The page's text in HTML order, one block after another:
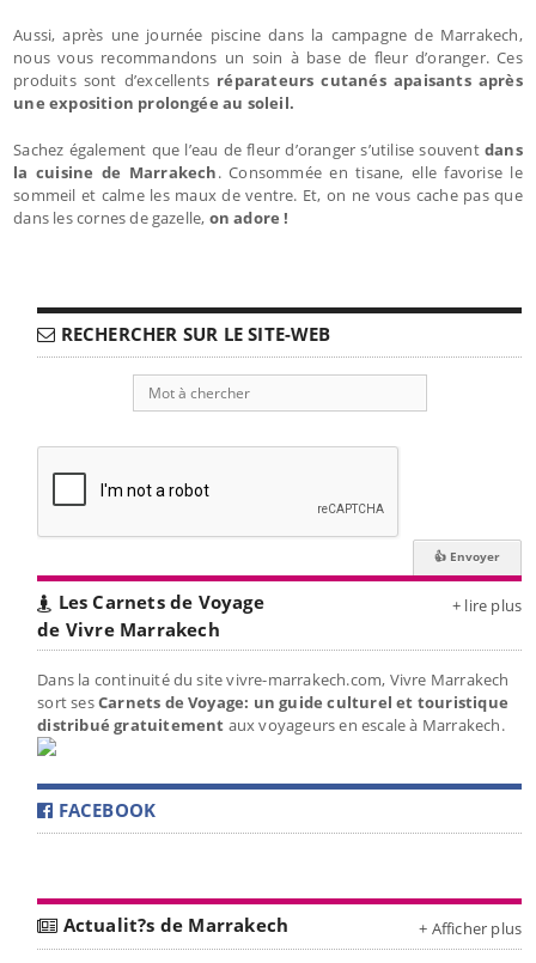
Aussi, après une journée piscine dans la campagne de Marrakech,
nous vous recommandons un soin à base de fleur d’oranger. Ces
produits sont d’excellents réparateurs cutanés apaisants après
une exposition prolongée au soleil.
Sachez également que l’eau de fleur d’oranger s’utilise souventdans
la cuisine de Marrakech. Consommée en tisane, elle favorise le
sommeil et calme les maux de ventre. Et, on ne vous cache pas que
dans les cornes de gazelle, on adore !
RECHERCHER SUR LE SITE-WEB
Les Carnets de Voyage
de Vivre Marrakech
+ lire plus
Dans la continuité du site vivre-marrakech.com, Vivre Marrakech
sort sesCarnets de Voyage: un guide culturel et touristique
distribué gratuitement aux voyageurs en escale à Marrakech.
FACEBOOK
Actualit?s de Marrakech + Afficher plus